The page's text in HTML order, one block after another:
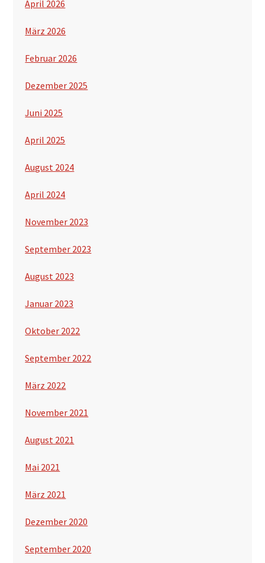
April 2026
März 2026
Februar 2026
Dezember 2025
Juni 2025
April 2025
August 2024
April 2024
November 2023
September 2023
August 2023
Januar 2023
Oktober 2022
September 2022
März 2022
November 2021
August 2021
Mai 2021
März 2021
Dezember 2020
September 2020